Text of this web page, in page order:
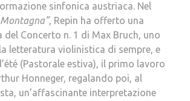
sinfonica austriaca. Nel
, Repin ha offerto una
Concerto n. 1 di Max Bruch, uno
letteratura violinistica di sempre, e
(Pastorale estiva), il primo lavoro
Honneger, regalando poi, al
un’affascinante interpretazione